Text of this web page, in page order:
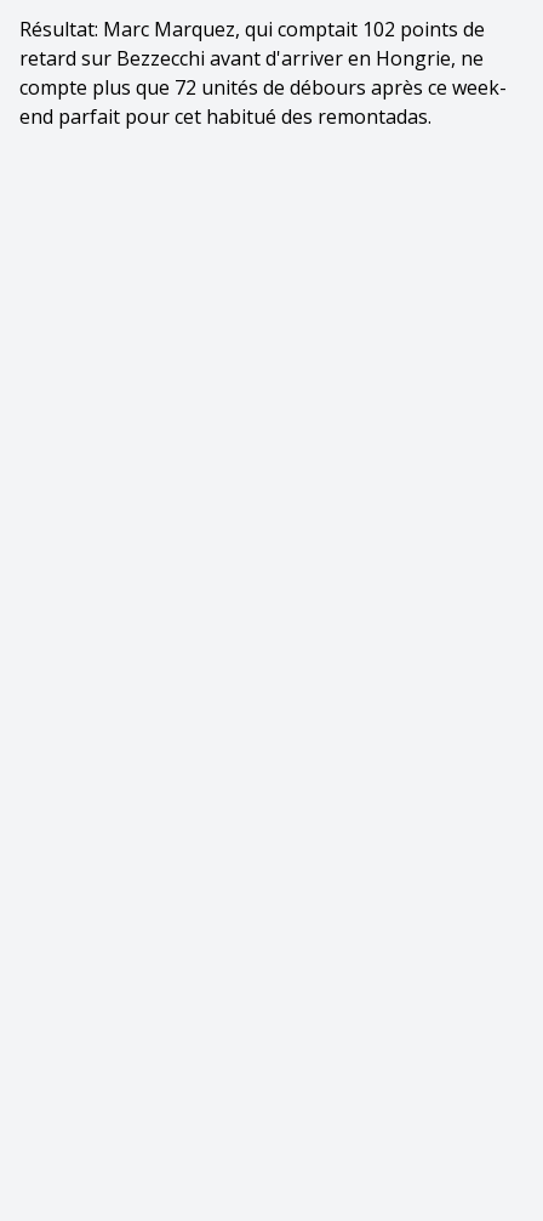
Résultat: Marc Marquez, qui comptait 102 points de
retard sur Bezzecchi avant d'arriver en Hongrie, ne
compte plus que 72 unités de débours après ce week-
end parfait pour cet habitué des remontadas.